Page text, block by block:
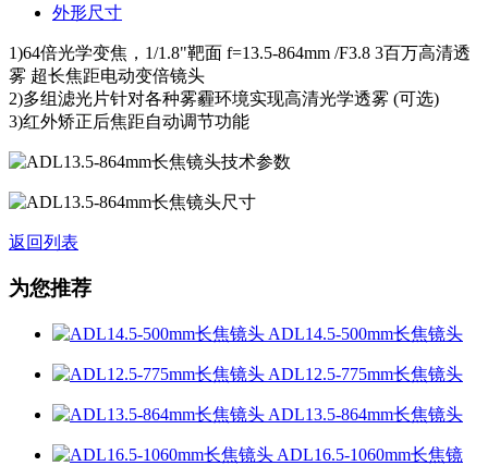
外形尺寸
1)64倍光学变焦，1/1.8"靶面 f=13.5-864mm /F3.8 3百万高清透
雾 超长焦距电动变倍镜头
2)多组滤光片针对各种雾霾环境实现高清光学透雾 (可选)
3)红外矫正后焦距自动调节功能
返回列表
为您推荐
ADL14.5-500mm长焦镜头
ADL12.5-775mm长焦镜头
ADL13.5-864mm长焦镜头
ADL16.5-1060mm长焦镜